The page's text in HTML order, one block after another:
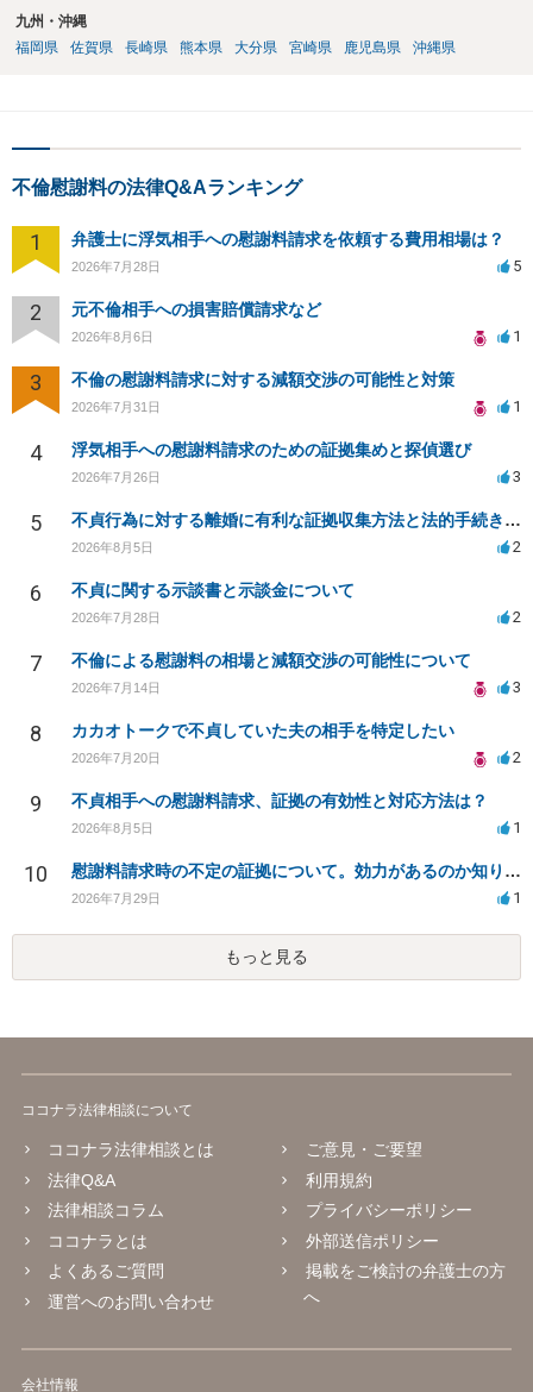
九州・沖縄
福岡県
佐賀県 長崎県 熊本県 大分県 宮崎県 鹿児島県 沖縄県
不倫慰謝料の法律Q&Aランキング
1 弁護士に浮気相手への慰謝料請求を依頼する費用相場は？
2026年7月28日 5
2 元不倫相手への損害賠償請求など
2026年8月6日 1
3 不倫の慰謝料請求に対する減額交渉の可能性と対策
2026年7月31日 1
4 浮気相手への慰謝料請求のための証拠集めと探偵選び
2026年7月26日 3
5 不貞行為に対する離婚に有利な証拠収集方法と法的手続きについて
2026年8月5日 2
6 不貞に関する示談書と示談金について
2026年7月28日 2
7 不倫による慰謝料の相場と減額交渉の可能性について
2026年7月14日 3
8 カカオトークで不貞していた夫の相手を特定したい
2026年7月20日 2
9 不貞相手への慰謝料請求、証拠の有効性と対応方法は？
2026年8月5日 1
10 慰謝料請求時の不定の証拠について。効力があるのか知りたい。
2026年7月29日 1
もっと見る
ココナラ法律相談について
ココナラ法律相談とは
法律Q&A
法律相談コラム
ココナラとは
よくあるご質問
運営へのお問い合わせ
ご意見・ご要望
利用規約
プライバシーポリシー
外部送信ポリシー
掲載をご検討の弁護士の方
へ
会社情報